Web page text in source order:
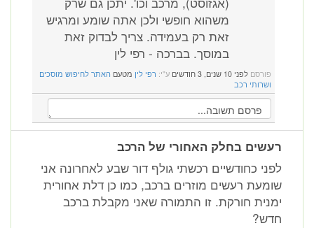
משהוא חופשי ולכן אתה שומע ומרגיש
זאת רק בעמידה. צריך לבדוק זאת
במוסך. בברכה - רפי לין
פורסם לפני 10 שנים, 3 חודשים ע"י: רפי לין מטעם האתר לחיפוש מוסכים
ושרותי רכב
רעשים בחלק האחורי של הרכב
לפני כחודשיים רכשתי גולף דור שבע לאחרונה אני
שומעת רעשים מוזרים ברכב, כמו כן דלת אחורית
ימנית חורקת. זו התמורה שאני מקבלת ברכב
חדש?